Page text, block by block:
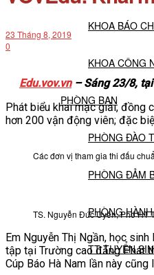
KHOA BÁO
KHOA CÔNG
PHÒNG BAN
PHÒNG ĐÀO
PHÒNG ĐẢM
PHÒNG
TT TUYỂN
23 Tháng 8, 2019
0
Edu.vov.vn– Sáng 23/8, tại
Phát biểu khai mạc giải, đồng
hơn 200 vận động viên; đặc
Các đơn vị tham gia thi đấu
TS. Nguyễn Đức Uyên, Phó HT
Em Nguyễn Thị Ngần, học
tập tại Trường cao đẳng Phát
Cúp Báo Hà Nam lần này